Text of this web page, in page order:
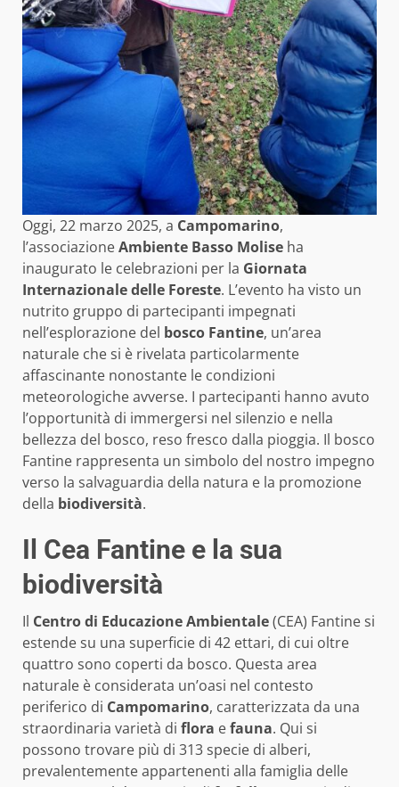
Oggi, 22 marzo 2025, a Campomarino,
l’associazioneAmbiente Basso Molise ha
inaugurato le celebrazioni per la Giornata
Internazionale delle Foreste. L’evento ha visto un
nutrito gruppo di partecipanti impegnati
nell’esplorazione del bosco Fantine, un’area
naturale che si è rivelata particolarmente
affascinante nonostante le condizioni
meteorologiche avverse. I partecipanti hanno avuto
l’opportunità di immergersi nel silenzio e nella
bellezza del bosco, reso fresco dalla pioggia. Il bosco
Fantine rappresenta un simbolo del nostro impegno
verso la salvaguardia della natura e la promozione
della biodiversità.
Il Cea Fantine e la sua
biodiversità
Il Centro di Educazione Ambientale(CEA) Fantine si
estende su una superficie di 42 ettari, di cui oltre
quattro sono coperti da bosco. Questa area
naturale è considerata un’oasi nel contesto
periferico di Campomarino, caratterizzata da una
straordinaria varietà di flora efauna. Qui si
possono trovare più di 313 specie di alberi,
prevalentemente appartenenti alla famiglia delle